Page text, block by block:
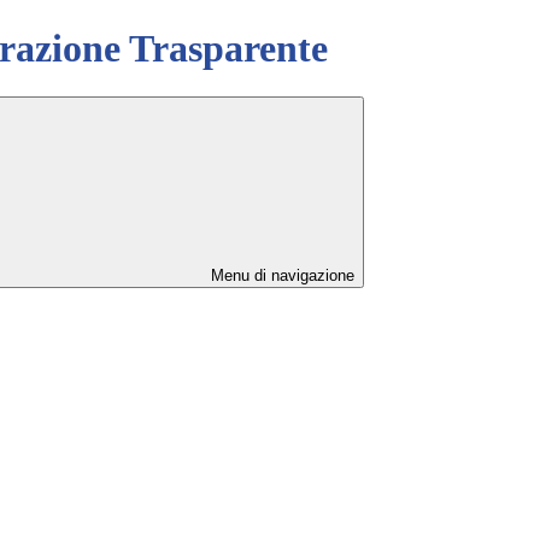
Trasparente
Menu di navigazione